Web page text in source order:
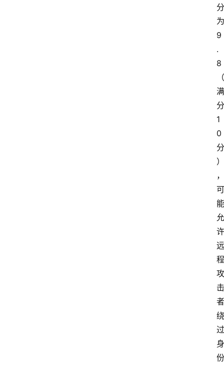
分
为
9
.
8
（
满
分
1
0
分
）
，
可
能
允
许
远
程
攻
击
者
绕
过
身
份